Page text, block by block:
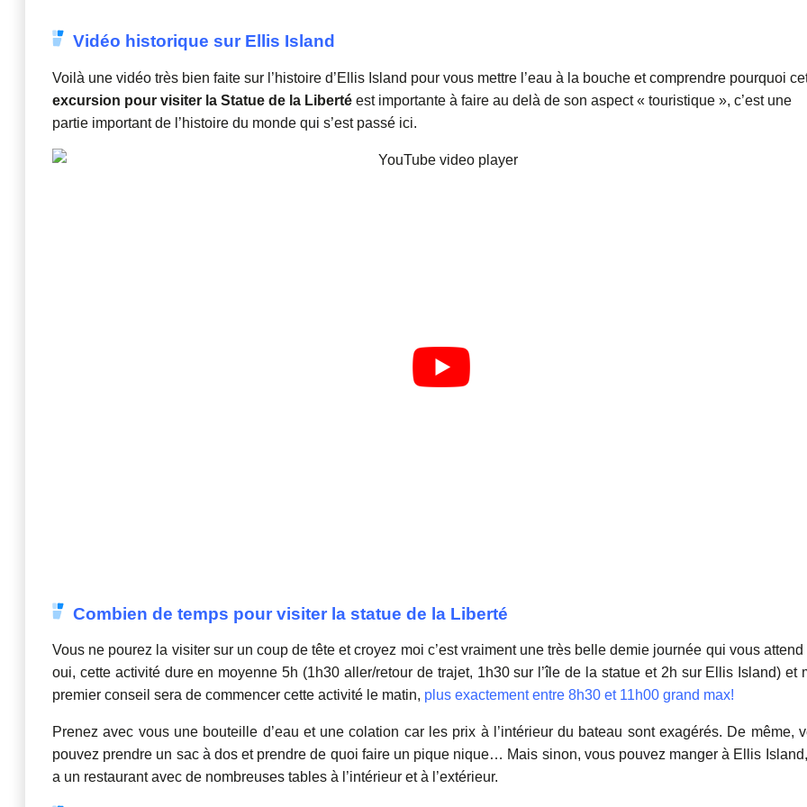
Vidéo historique sur Ellis Island
Voilà une vidéo très bien faite sur l’histoire d’Ellis Island pour vous mettre l’eau à la bouche et comprendre pourquoi
excursion pour visiter la Statue de la Liberté est importante à faire au delà de son aspect « touristique », c’est une
partie important de l’histoire du monde qui s’est passé ici.
Combien de temps pour visiter la statue de la Liberté
Vous ne pourez la visiter sur un coup de tête et croyez moi c’est vraiment une très belle demie journée qui vous attend
oui, cette activité dure en moyenne 5h (1h30 aller/retour de trajet, 1h30 sur l’île de la statue et 2h sur Ellis Island) et
premier conseil sera de commencer cette activité le matin, plus exactement entre 8h30 et 11h00 grand max!
Prenez avec vous une bouteille d’eau et une colation car les prix à l’intérieur du bateau sont exagérés. De même,
pouvez prendre un sac à dos et prendre de quoi faire un pique nique… Mais sinon, vous pouvez manger à Ellis
a un restaurant avec de nombreuses tables à l’intérieur et à l’extérieur.